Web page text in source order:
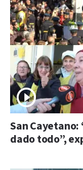
San Cayetano:
dado todo”,